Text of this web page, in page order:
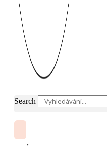
Search